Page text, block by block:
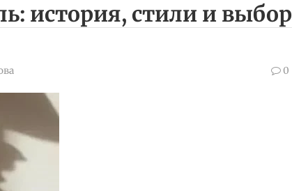
история, стили и выбор
0